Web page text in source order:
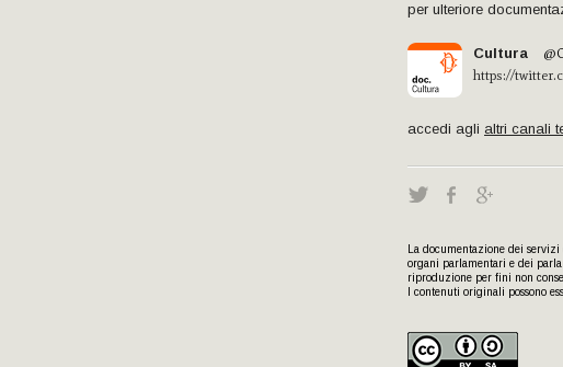
per ulteriore
Cultura
https://
accedi agli altri canali
La documentazione dei
organi parlamentari e dei
riproduzione per fini non
I contenuti originali possono